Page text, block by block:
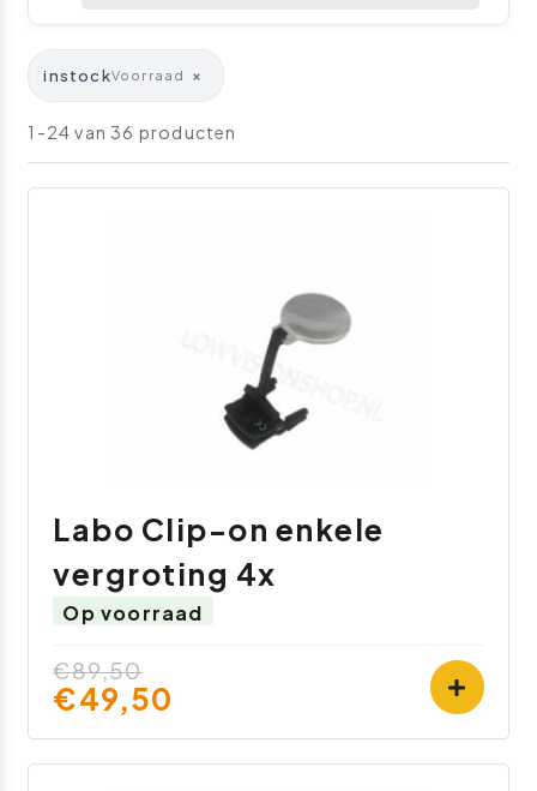
instockVoorraad ×
1-24 van 36 producten
Labo Clip-on enkele
vergroting 4x
Op voorraad
€89,50
€49,50